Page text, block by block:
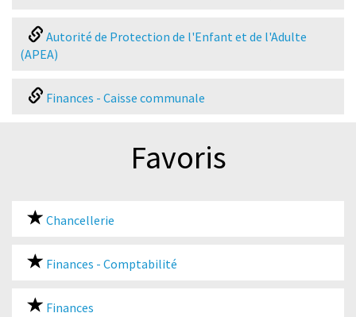
Autorité de Protection de l'Enfant et de l'Adulte
(APEA)
Finances - Caisse communale
Favoris
Chancellerie
Finances - Comptabilité
Finances